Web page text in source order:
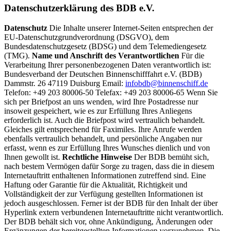
Datenschutzerklärung des BDB e.V.
Datenschutz Die Inhalte unserer Internet-Seiten entsprechen der
EU-Datenschutzgrundverordnung (DSGVO), dem
Bundesdatenschutzgesetz (BDSG) und dem Telemediengesetz
(TMG). Name und Anschrift des Verantwortlichen Für die
Verarbeitung Ihrer personenbezogenen Daten verantwortlich ist:
Bundesverband der Deutschen Binnenschifffahrt e.V. (BDB)
Dammstr. 26 47119 Duisburg Email: infobdb@binnenschiff.de
Telefon: +49 203 80006-50 Telefax: +49 203 80006-65 Wenn Sie
sich per Briefpost an uns wenden, wird Ihre Postadresse nur
insoweit gespeichert, wie es zur Erfüllung Ihres Anliegens
erforderlich ist. Auch die Briefpost wird vertraulich behandelt.
Gleiches gilt entsprechend für Faximiles. Ihre Anrufe werden
ebenfalls vertraulich behandelt, und persönliche Angaben nur
erfasst, wenn es zur Erfüllung Ihres Wunsches dienlich und von
Ihnen gewollt ist. Rechtliche Hinweise Der BDB bemüht sich,
nach bestem Vermögen dafür Sorge zu tragen, dass die in diesem
Internetauftritt enthaltenen Informationen zutreffend sind. Eine
Haftung oder Garantie für die Aktualität, Richtigkeit und
Vollständigkeit der zur Verfügung gestellten Informationen ist
jedoch ausgeschlossen. Ferner ist der BDB für den Inhalt der über
Hyperlink extern verbundenen Internetauftritte nicht verantwortlich.
Der BDB behält sich vor, ohne Ankündigung, Änderungen oder